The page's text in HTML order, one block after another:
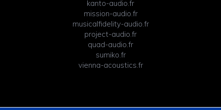
kanto-audio.fr
mission-audio.fr
musicalfidelity-audio.fr
project-audio.fr
quad-audio.fr
sumiko.fr
vienna-acoustics.fr